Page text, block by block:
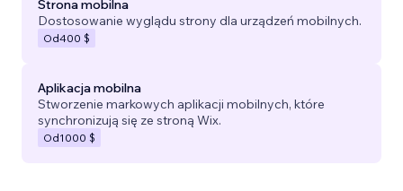
Strona mobilna
Dostosowanie wyglądu strony dla urządzeń mobilnych.
Od400 $
Aplikacja mobilna
Stworzenie markowych aplikacji mobilnych, które
synchronizują się ze stroną Wix.
Od1000 $